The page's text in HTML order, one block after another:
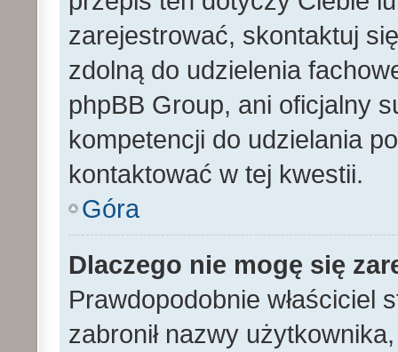
zarejestrować, skontaktuj
zdolną do udzielenia
phpBB Group, ani oficjalny
kompetencji do udzielania
kontaktować w tej kwestii.
Góra
Dlaczego nie mogę się
Prawdopodobnie właściciel
zabronił nazwy